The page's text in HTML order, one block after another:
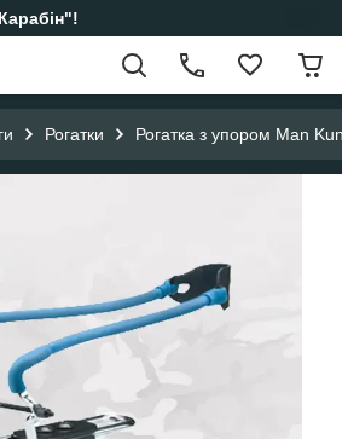
Рогатки Рогатка з упором Man